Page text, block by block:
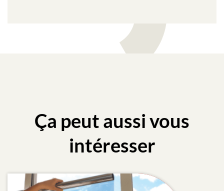
Ça peut aussi vous
intéresser